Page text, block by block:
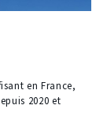
en France,
2020 et